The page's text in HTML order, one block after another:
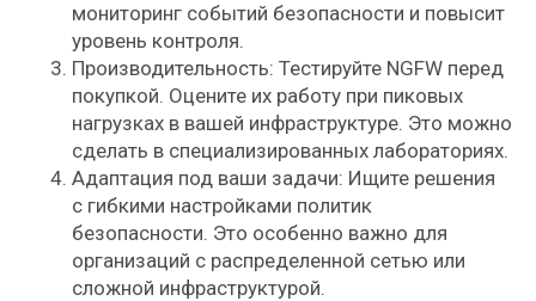
мониторинг событий безопасности и повысит
уровень контроля.
Производительность: Тестируйте NGFW перед
покупкой. Оцените их работу при пиковых
нагрузках в вашей инфраструктуре. Это можно
с делать в специализированных лабораториях.
Адаптация под ваши задачи: Ищите решения
с гибкими настройками политик
безопасности. Это особенно важно для
организаций с распределенной сетью или
сложной инфраструктурой.